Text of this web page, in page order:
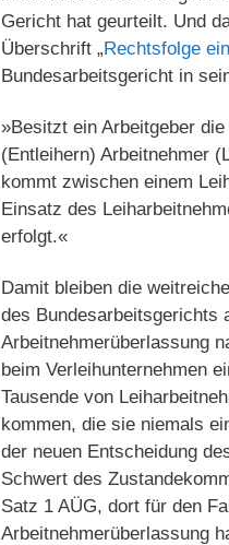
Gericht hat geurteilt. Und
Überschrift „Rechtsfolge
Bundesarbeitsgericht in
»Besitzt ein Arbeitgeber
(Entleihern) Arbeitnehmer
kommt zwischen einem
Einsatz des
erfolgt.«
Damit bleiben die
des Bundesarbeitsgerichts
Arbeitnehmerüberlassung
beim Verleihunternehmen
Tausende von
kommen, die sie niemals
der neuen Entscheidung
Schwert des
Satz 1 AÜG, dort für den
Arbeitnehmerüberlassung